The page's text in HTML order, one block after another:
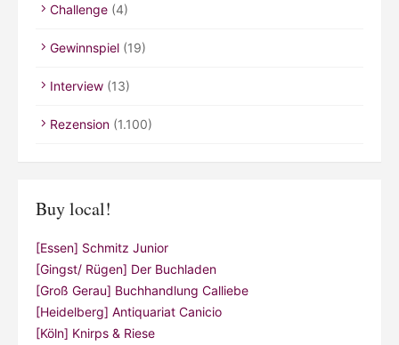
Challenge (4)
Gewinnspiel (19)
Interview (13)
Rezension (1.100)
Buy local!
[Essen] Schmitz Junior
[Gingst/ Rügen] Der Buchladen
[Groß Gerau] Buchhandlung Calliebe
[Heidelberg] Antiquariat Canicio
[Köln] Knirps & Riese